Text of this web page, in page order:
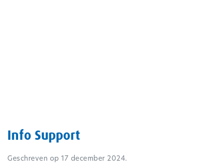
Info Support
Geschreven op 17 december 2024.